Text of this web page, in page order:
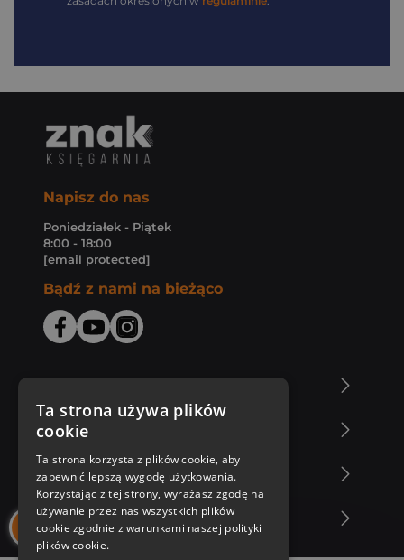
Napisz do nas
Poniedziałek - Piątek
8:00 - 18:00
[email protected]
Bądź z nami na bieżąco
Zakupy u nas
Nasza oferta
Nasi autorzy
Ta strona używa plików
cookie
Ta strona korzysta z plików cookie, aby
zapewnić lepszą wygodę użytkowania.
Korzystając z tej strony, wyrażasz zgodę na
używanie przez nas wszystkich plików
cookie zgodnie z warunkami naszej polityki
plików cookie.